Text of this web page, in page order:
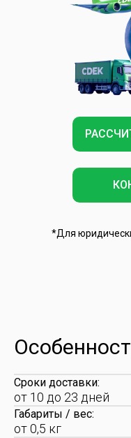
*Для
Сроки доставки:
от 10 до 23 дней
Габариты / вес:
от 0,5 кг